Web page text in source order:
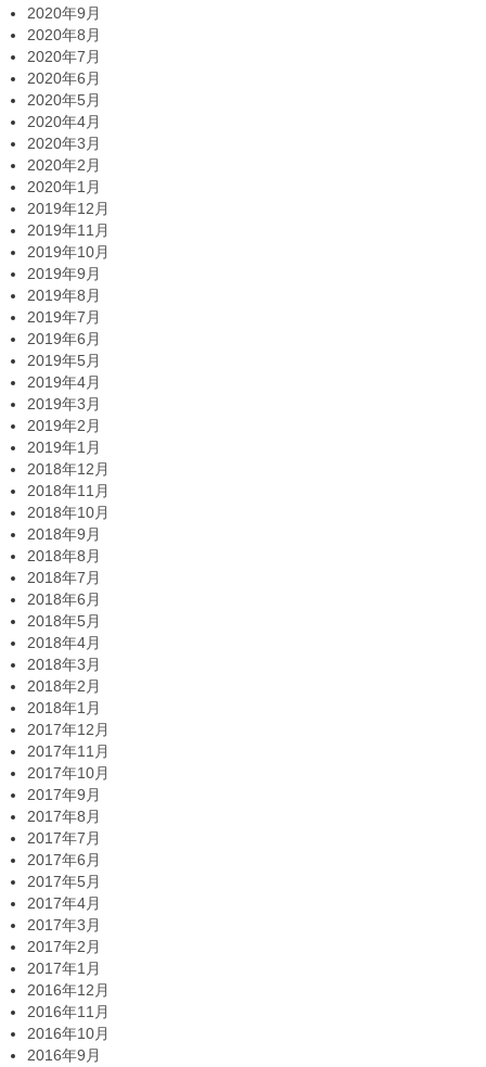
2020年9月
2020年8月
2020年7月
2020年6月
2020年5月
2020年4月
2020年3月
2020年2月
2020年1月
2019年12月
2019年11月
2019年10月
2019年9月
2019年8月
2019年7月
2019年6月
2019年5月
2019年4月
2019年3月
2019年2月
2019年1月
2018年12月
2018年11月
2018年10月
2018年9月
2018年8月
2018年7月
2018年6月
2018年5月
2018年4月
2018年3月
2018年2月
2018年1月
2017年12月
2017年11月
2017年10月
2017年9月
2017年8月
2017年7月
2017年6月
2017年5月
2017年4月
2017年3月
2017年2月
2017年1月
2016年12月
2016年11月
2016年10月
2016年9月